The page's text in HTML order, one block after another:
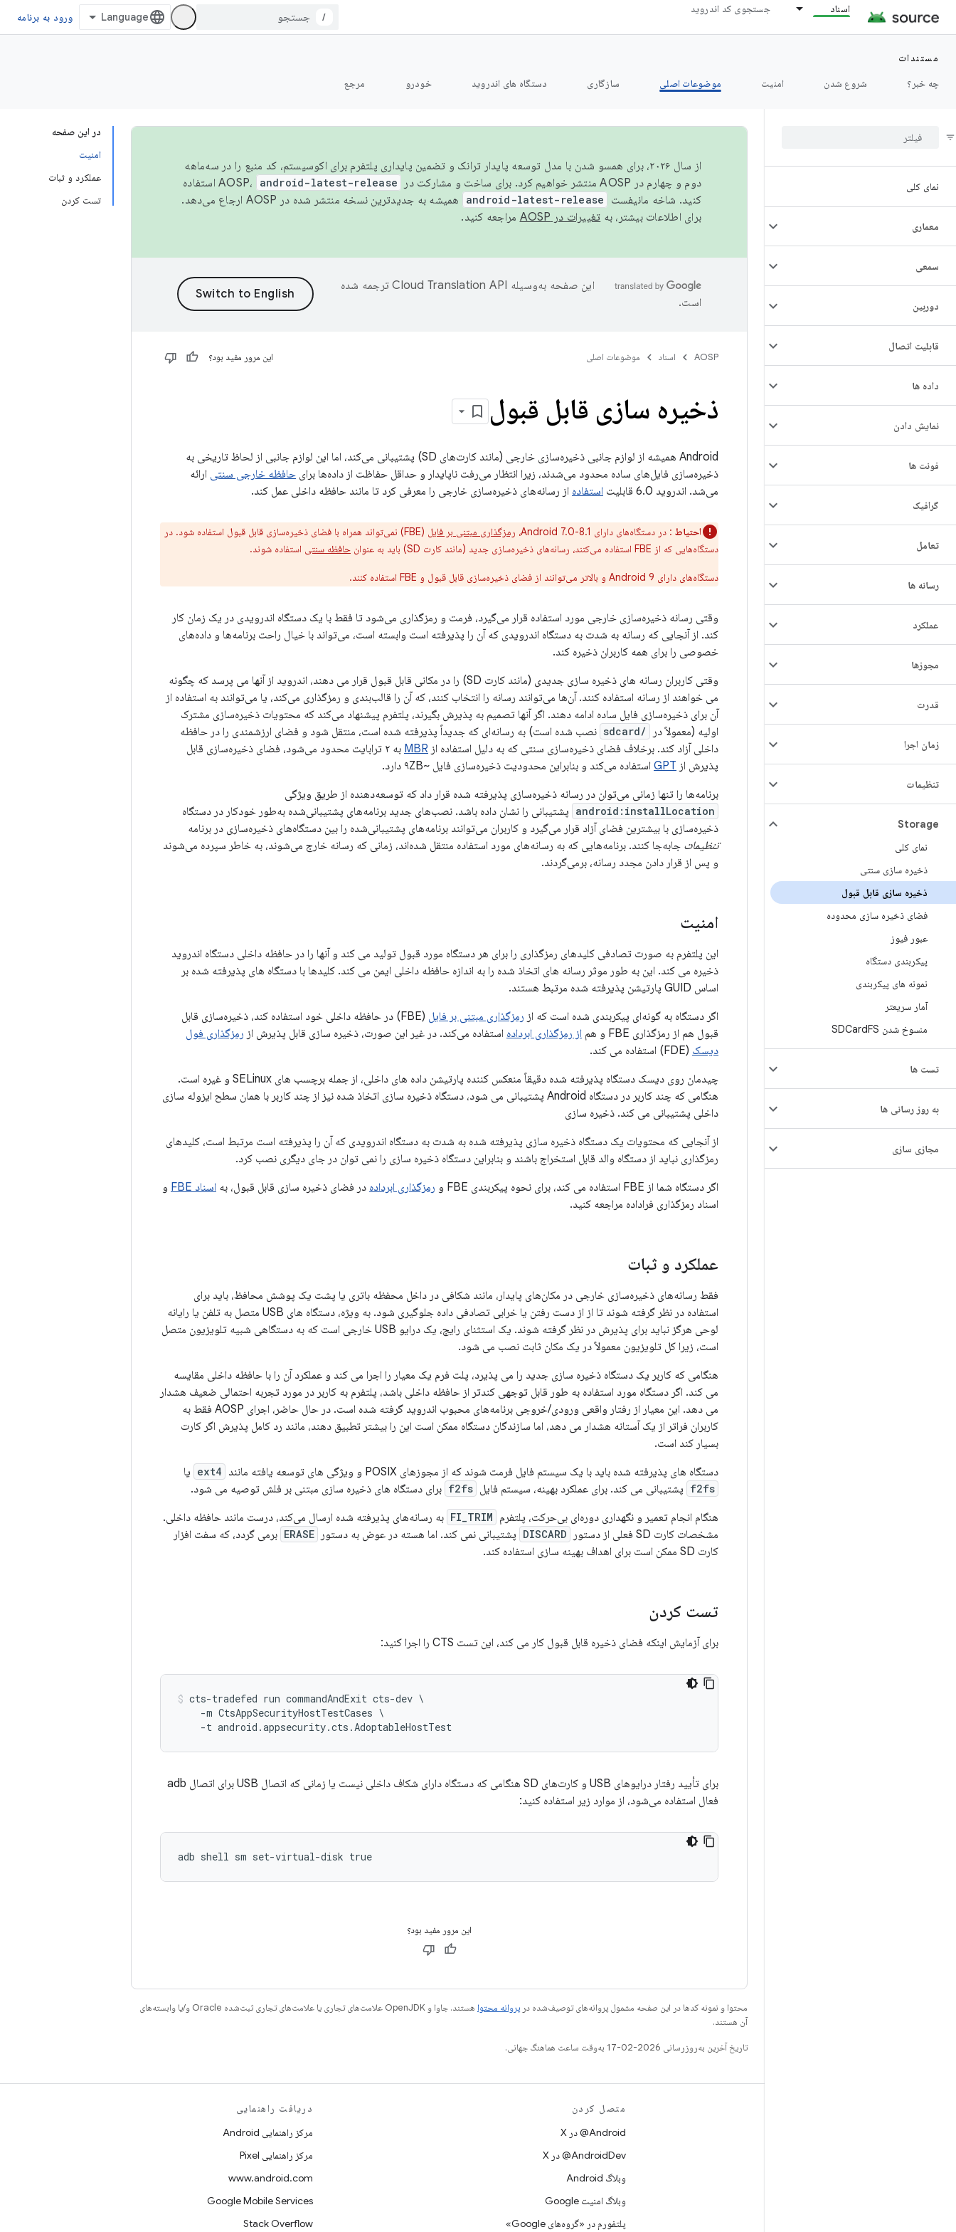
اسناد جستجوی کد اندروید
/ ورود به برنامه
مستندات
چه خبر؟
شروع شدن امنیت موضوعات اصلی سازگاری دستگاه های اندروید خودرو مرجع
نمای کلی
معماری
سمعی
دوربین
قابلیت اتصال
داده ها
نمایش دادن
فونت ها
گرافیک
تعامل
رسانه ها
عملکرد
مجوزها
قدرت
زمان اجرا
تنظیمات
Storage
نمای کلی
ذخیره سازی سنتی
ذخیره سازی قابل قبول
فضای ذخیره سازی محدوده
عبور فیوز
پیکربندی دستگاه
نمونه های پیکربندی
آمار سریعتر
منسوخ شدن SDCard FS
تست ها
به روز رسانی ها
مجازی سازی
در این صفحه
امنیت
عملکرد و ثبات
تست کردن
از سال ۲۰۲۶، برای همسو شدن با مدل توسعه پایدار ترانک و تضمین پایداری پلتفرم برای اکوسیستم، کد منبع را در سه‌ماهه
دوم و چهارم در AOSP منتشر خواهیم کرد. برای ساخت و مشارکت در AOSP،
android-latest-release
استفاده
کنید. شاخه مانیفست
android-latest-release
همیشه به جدیدترین نسخه منتشر شده در AOSP ارجاع می‌دهد.
برای اطلاعات بیشتر، به تغییرات در AOSP مراجعه کنید.
این صفحه به‌وسیله
ترجمه شده
است.
AOSP اسناد موضوعات اصلی این مرور مفید بود؟
ذخیره سازی قابل قبول
Android همیشه از لوازم جانبی ذخیره‌سازی خارجی (مانند کارت‌های SD) پشتیبانی می‌کند، اما این لوازم جانبی از لحاظ تاریخی به
ذخیره‌سازی فایل‌های ساده محدود می‌شدند، زیرا انتظار می‌رفت ناپایدار و حداقل حفاظت از داده‌ها برای حافظه خارجی سنتی ارائه
می‌شد. اندروید 6.0 قابلیت
استفاده از رسانه‌های ذخیره‌سازی خارجی را معرفی کرد تا مانند حافظه داخلی عمل کند.
احتیاط : در دستگاه‌های دارای Android 7.0-8.1، رمزگذاری مبتنی بر فایل
(FBE) نمی‌تواند همراه با فضای ذخیره‌سازی قابل قبول استفاده شود. در
دستگاه‌هایی که از FBE استفاده می‌کنند، رسانه‌های ذخیره‌سازی جدید (مانند کارت SD) باید به عنوان
حافظه سنتی استفاده شوند.
دستگاه‌های دارای Android 9 و بالاتر می‌توانند از فضای ذخیره‌سازی قابل قبول و FBE استفاده کنند.
وقتی رسانه ذخیره‌سازی خارجی مورد استفاده قرار می‌گیرد، فرمت و رمزگذاری می‌شود تا فقط با یک دستگاه اندرویدی در یک زمان کار
کند. از آنجایی که رسانه به شدت به دستگاه اندرویدی که آن را پذیرفته است وابسته است، می‌تواند با خیال راحت برنامه‌ها و داده‌های
خصوصی را برای همه کاربران ذخیره کند.
وقتی کاربران رسانه های ذخیره سازی جدیدی (مانند کارت SD) را در مکانی قابل قبول قرار می دهند، اندروید از آنها می پرسد که چگونه
می خواهند از رسانه استفاده کنند. آن‌ها می‌توانند رسانه را انتخاب کنند، که آن را قالب‌بندی و رمزگذاری می‌کند، یا می‌توانند به استفاده از
آن برای ذخیره‌سازی فایل ساده ادامه دهند. اگر آنها تصمیم به پذیرش بگیرند، پلتفرم پیشنهاد می‌کند که محتویات ذخیره‌سازی مشترک
اولیه (معمولاً در
/sdcard
نصب شده است) به رسانه‌ای که جدیداً پذیرفته شده است، منتقل شود و فضای ارزشمندی را در حافظه
داخلی آزاد کند. برخلاف فضای ذخیره‌سازی سنتی که به دلیل استفاده از MBR
به ۲ ترابایت محدود می‌شود، فضای ذخیره‌سازی قابل
پذیرش از GPT استفاده می‌کند و بنابراین محدودیت ذخیره‌سازی فایل ~۹ZB دارد.
برنامه‌ها را تنها زمانی می‌توان در رسانه ذخیره‌سازی پذیرفته شده قرار داد که توسعه‌دهنده از طریق ویژگی
android:installLocation پشتیبانی را نشان داده باشد. نصب‌های جدید برنامه‌های پشتیبانی‌شده به‌طور خودکار در دستگاه
ذخیره‌سازی با بیشترین فضای آزاد قرار می‌گیرد و کاربران می‌توانند برنامه‌های پشتیبانی‌شده را بین دستگاه‌های ذخیره‌سازی در برنامه
تنظیمات جابه‌جا کنند. برنامه‌هایی که به رسانه‌های مورد استفاده منتقل شده‌اند، زمانی که رسانه خارج می‌شوند، به خاطر سپرده می‌شوند
و پس از قرار دادن مجدد رسانه، برمی‌گردند.
امنیت
این پلتفرم به صورت تصادفی کلیدهای رمزگذاری را برای هر دستگاه مورد قبول تولید می کند و آنها را در حافظه داخلی دستگاه اندروید
ذخیره می کند. این به طور موثر رسانه های اتخاذ شده را به اندازه حافظه داخلی ایمن می کند. کلیدها با دستگاه های پذیرفته شده بر
اساس GUID پارتیشن پذیرفته شده مرتبط هستند.
اگر دستگاه به گونه‌ای پیکربندی شده است که از رمزگذاری مبتنی بر فایل
(FBE) در حافظه داخلی خود استفاده کند، ذخیره‌سازی قابل
قبول هم از رمزگذاری FBE و هم
از رمزگذاری ابرداده استفاده می‌کند. در غیر این صورت، ذخیره سازی قابل پذیرش از رمزگذاری فول
دیسک (FDE) استفاده می کند.
چیدمان روی دیسک دستگاه پذیرفته شده دقیقاً منعکس کننده پارتیشن داده های داخلی، از جمله برچسب های SELinux و غیره است.
هنگامی که چند کاربر در دستگاه Android پشتیبانی می شود، دستگاه ذخیره سازی اتخاذ شده نیز از چند کاربر با همان سطح ایزوله سازی
داخلی پشتیبانی می کند. ذخیره سازی
از آنجایی که محتویات یک دستگاه ذخیره سازی پذیرفته شده به شدت به دستگاه اندرویدی که آن را پذیرفته است مرتبط است، کلیدهای
رمزگذاری نباید از دستگاه والد قابل استخراج باشند و بنابراین دستگاه ذخیره سازی را نمی توان در جای دیگری نصب کرد.
اگر دستگاه شما از FBE استفاده می کند، برای نحوه پیکربندی FBE و
رمزگذاری ابرداده در فضای ذخیره سازی قابل قبول، به اسناد FBE
و
اسناد رمزگذاری فراداده مراجعه کنید.
عملکرد و ثبات
فقط رسانه‌های ذخیره‌سازی خارجی در مکان‌های پایدار، مانند شکافی در داخل محفظه باتری یا پشت یک پوشش محافظ، باید برای
استفاده در نظر گرفته شوند تا از از دست رفتن یا خرابی تصادفی داده جلوگیری شود. به ویژه، دستگاه های USB متصل به تلفن یا رایانه
لوحی هرگز نباید برای پذیرش در نظر گرفته شوند. یک استثنای رایج، یک درایو USB خارجی است که به دستگاهی شبیه تلویزیون متصل
است، زیرا کل تلویزیون معمولاً در یک مکان ثابت نصب می شود.
هنگامی که کاربر یک دستگاه ذخیره سازی جدید را می پذیرد، پلت فرم یک معیار را اجرا می کند و عملکرد آن را با حافظه داخلی مقایسه
می کند. اگر دستگاه مورد استفاده به طور قابل توجهی کندتر از حافظه داخلی باشد، پلتفرم به کاربر در مورد تجربه احتمالی ضعیف هشدار
می دهد. این معیار از رفتار واقعی ورودی/خروجی برنامه‌های محبوب اندروید گرفته شده است. در حال حاضر، اجرای AOSP فقط به
کاربران فراتر از یک آستانه هشدار می دهد، اما سازندگان دستگاه ممکن است این را بیشتر تطبیق دهند، مانند رد کامل پذیرش اگر کارت
بسیار کند است.
دستگاه های پذیرفته شده باید با یک سیستم فایل فرمت شوند که از مجوزهای POSIX و ویژگی های توسعه یافته مانند
ext4 یا
f2fs پشتیبانی می کند. برای عملکرد بهینه، سیستم فایل f2fs برای دستگاه های ذخیره سازی مبتنی بر فلش توصیه می شود.
هنگام انجام تعمیر و نگهداری دوره‌ای بی‌حرکت، پلتفرم FI_TRIM به رسانه‌های پذیرفته شده ارسال می‌کند، درست مانند حافظه داخلی.
مشخصات کارت SD فعلی از دستور
DISCARD پشتیبانی نمی کند. اما هسته در عوض به دستور ERASE برمی گردد، که سفت افزار
کارت SD ممکن است برای اهداف بهینه سازی استفاده کند.
تست کردن
برای آزمایش اینکه فضای ذخیره قابل قبول کار می کند، این تست CTS را اجرا کنید:
cts-tradefed run commandAndExit cts-dev \
    -m CtsAppSecurityHostTestCases \
    -t android.appsecurity.cts.AdoptableHostTest
برای تأیید رفتار درایوهای USB و کارت‌های SD هنگامی که دستگاه دارای شکاف داخلی نیست یا زمانی که اتصال USB برای اتصال adb
فعال استفاده می‌شود، از موارد زیر استفاده کنید:
adb shell sm set-virtual-disk true
این مرور مفید بود؟
محتوا و نمونه کدها در این صفحه مشمول پروانه‌های توصیف‌شده در پروانه محتوا
هستند. جاوا و OpenJDK علامت‌های تجاری یا علامت‌های تجاری ثبت‌شده Oracle و/یا وابسته‌های
آن هستند.
تاریخ آخرین به‌روزرسانی 2026-02-17 به‌وقت ساعت هماهنگ جهانی.
متصل کردن
‫‎@Android در X
‫‎@AndroidDev در X
وبلاگ Android
وبلاگ امنیت Google
پلتفورم در «گروه‌های Google»
دریافت راهنمایی
مرکز راهنمایی Android
مرکز راهنمایی Pixel
www.android.com
Google Mobile Services
Stack Overflow